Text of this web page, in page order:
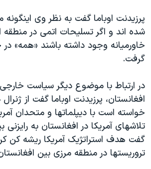
دادگاه حمید نوری
چهل سال گروگان‌گیری
قانون شفافیت دارائی کادر رهبری ایران
اسرائیل در جنگ
نرگس محمدی برنده جایزه نوبل صلح
همایش محافظه‌کاران آمریکا «سی‌پک»
صفحه‌های ویژه
سفر پرزیدنت ترامپ به چین
پرزيدنت اوباما گفت به نظر وی
شده اند و اگر تسليحات اتمی در
خاورميانه وجود داشته باشند «همه»
گرفت.
در ارتباط با موضوع ديگر سياست خارجی
افغانستان، پرزيدنت اوباما گفت از
خواسته است با ديپلماتها و متحدان
تلاشهای آمريکا در افغانستان به رايزنی
گفت هدف استراتژيک آمريکا ريشه کن
تروريستها در منطقه مرزی بين